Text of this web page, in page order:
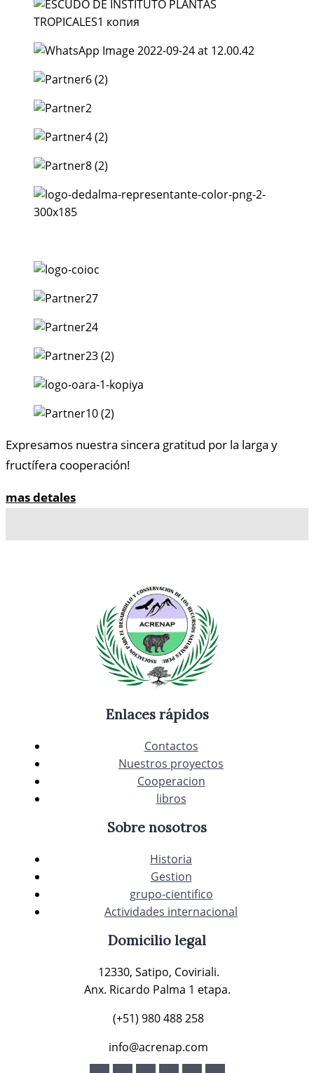
Expresamos nuestra sincera gratitud por la larga y
fructífera cooperación!
mas detales
Enlaces rápidos
Contactos
Nuestros proyectos
Cooperacion
libros
Sobre nosotros
Historia
Gestion
grupo-cientifico
Actividades internacional
Domicilio legal
12330, Satipo, Coviriali.
Anx. Ricardo Palma 1 etapa.
(+51) 980 488 258
info@acrenap.com